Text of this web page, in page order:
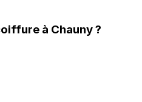
à Chauny?